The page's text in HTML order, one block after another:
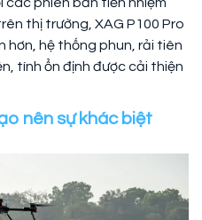
thị trường, XAG P100 Pro
hơn, hệ thống phun, rải tiên
tính ổn định được cải thiện
nên sự khác biệt